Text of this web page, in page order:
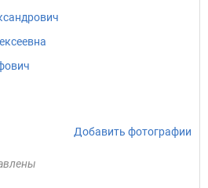
Добавить фотографии